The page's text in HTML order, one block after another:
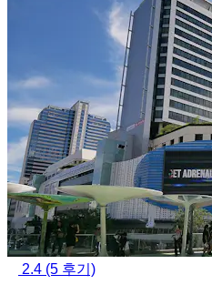
2.4 (5 후기)